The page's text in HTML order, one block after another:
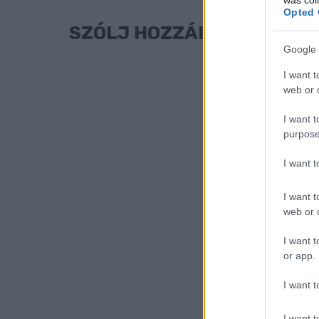
Opted
Google
I want
web or
I want
I want
I want
web or
I want
or app.
I want
SZÓLJ HOZZÁ!